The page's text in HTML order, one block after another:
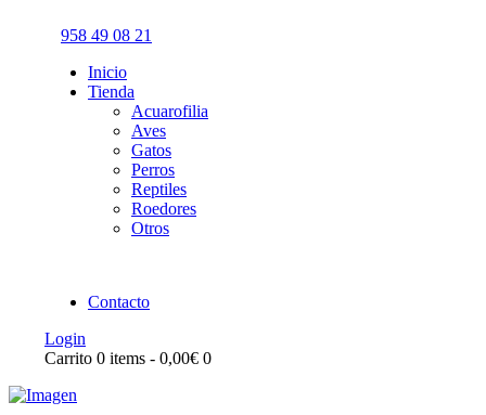
958 49 08 21
Inicio
Tienda
Acuarofilia
Aves
Gatos
Perros
Reptiles
Roedores
Otros
Contacto
Login
Carrito 0 items - 0,00€ 0